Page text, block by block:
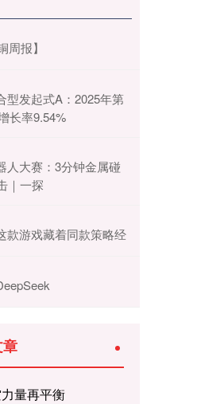
报】
型发起式A：2025年第
长率9.54%
人大赛：3分钟金属碰
｜一探
款游戏藏着同款策略经
量再平衡